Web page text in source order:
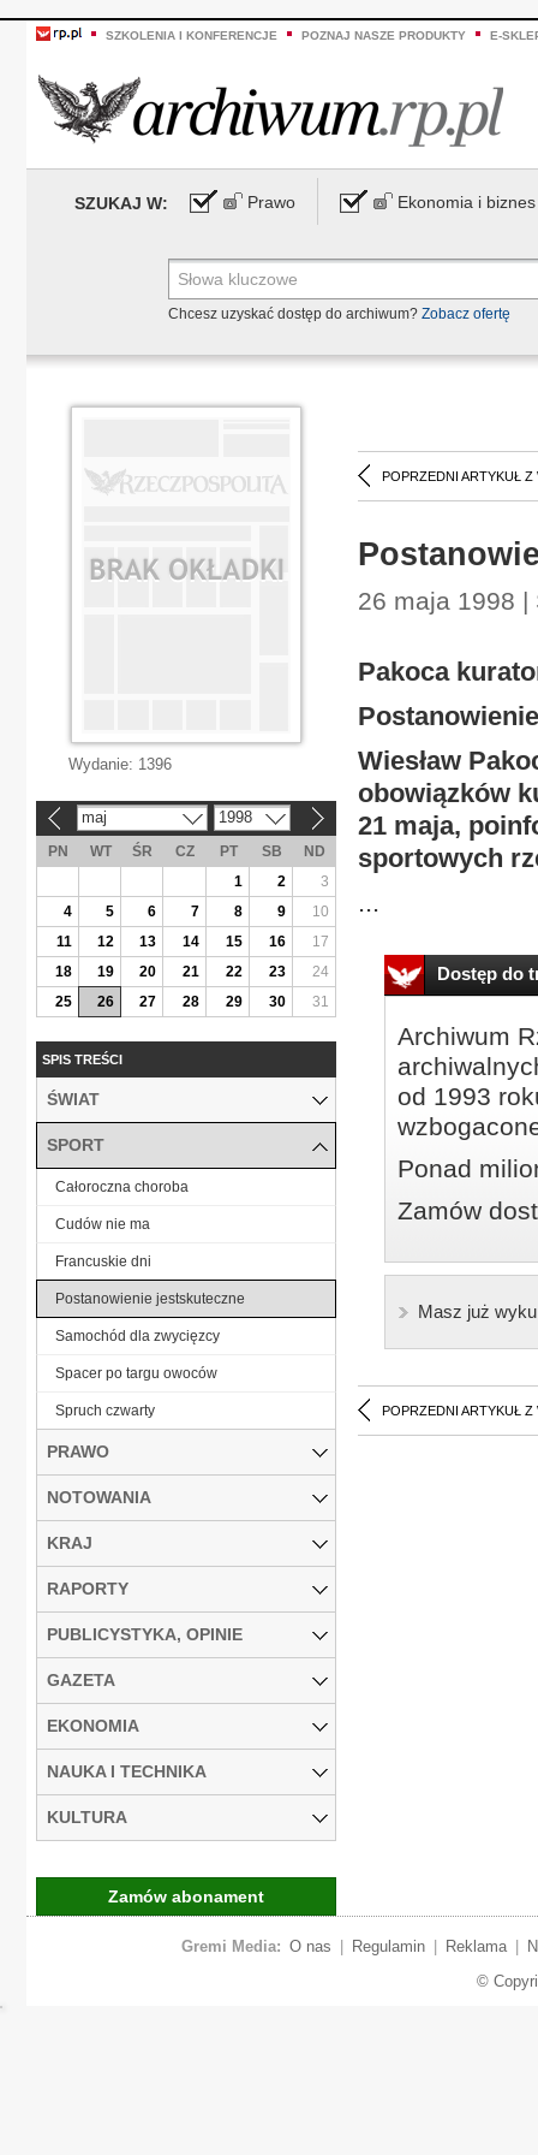
SZKOLENIA I KONFERENCJE POZNAJ NASZE PRODUKTY E-
SZUKAJ W: Prawo Ekonomia i biznes
Chcesz uzyskać dostęp do archiwum? Zobacz ofertę
POPRZEDNI ARTYKUŁ Z
26 maja 1998 |
Pakoca
Wiesław
obowiązków
21 maja,
sportowych
...
Dostęp do
Archiwum
od 1993
Ponad
Zamów
Masz już
POPRZEDNI ARTYKUŁ Z
Wydanie: 1396
maj 1998
PN WT ŚR CZ PT SB
ND
1
2
3
4
5 6 7 8 9
10
11
12 13 14 15 16
17
18
19 20 21 22 23
24
25
26 27 28 29 30 31
SPIS TREŚCI
ŚWIAT
SPORT
Całoroczna choroba
Cudów nie ma
Francuskie dni
Postanowienie jestskuteczne
Samochód dla zwycięzcy
Spacer po targu owoców
Spruch czwarty
PRAWO
NOTOWANIA
KRAJ
RAPORTY
PUBLICYSTYKA, OPINIE
GAZETA
EKONOMIA
NAUKA I TECHNIKA
KULTURA
Zamów abonament
Gremi Media: O nas Regulamin Reklama
©